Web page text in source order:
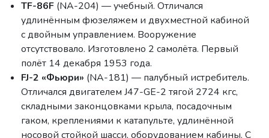
TF-86F (NA-204) — учебный. Отличался
удлинённым фюзеляжем и двухместной кабиной
с двойным управлением. Вооружение
отсутствовало. Изготовлено 2 самолёта. Первый
полёт 14 декабря 1953 года.
FJ-2 «Фьюри» (NA-181) — палубный истребитель.
Отличался двигателем J47-GE-2 тягой 2724 кгс,
складными законцовками крыла, посадочным
гаком, креплениями к катапульте, удлинённой
носовой стойкой шасси, оборудованием кабины. С